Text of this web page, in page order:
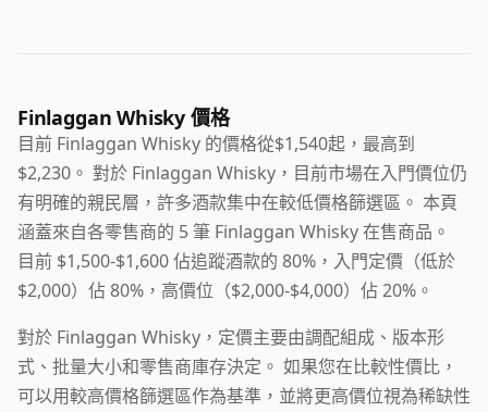
Finlaggan Whisky 價格
目前 Finlaggan Whisky 的價格從$1,540起，最高到
$2,230。 對於 Finlaggan Whisky，目前市場在入門價位仍
有明確的親民層，許多酒款集中在較低價格篩選區。 本頁
涵蓋來自各零售商的 5 筆 Finlaggan Whisky 在售商品。
目前 $1,500-$1,600 佔追蹤酒款的 80%，入門定價（低於
$2,000）佔 80%，高價位（$2,000-$4,000）佔 20%。
對於 Finlaggan Whisky，定價主要由調配組成、版本形
式、批量大小和零售商庫存決定。 如果您在比較性價比，
可以用較高價格篩選區作為基準，並將更高價位視為稀缺性